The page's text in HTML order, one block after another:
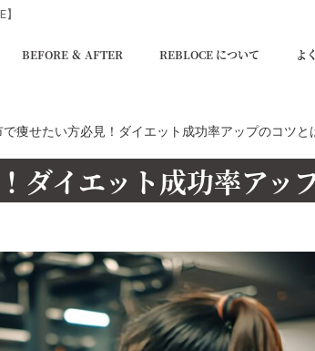
BEFORE ＆ AFTER REBLOCE について よ
痩せたい方必見！ダイエット成功率アップのコツと
ダイエット成功率アッ